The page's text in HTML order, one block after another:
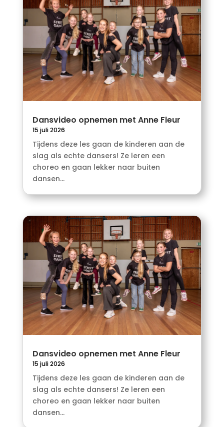
Dansvideo opnemen met Anne Fleur
15 juli 2026
Tijdens deze les gaan de kinderen aan de
slag als echte dansers! Ze leren een
choreo en gaan lekker naar buiten
dansen...
Dansvideo opnemen met Anne Fleur
15 juli 2026
Tijdens deze les gaan de kinderen aan de
slag als echte dansers! Ze leren een
choreo en gaan lekker naar buiten
dansen...